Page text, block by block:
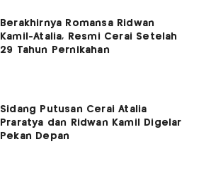
Berakhirnya Romansa Ridwan
Kamil-Atalia, Resmi Cerai Setelah
29 Tahun Pernikahan
Sidang Putusan Cerai Atalia
Praratya dan Ridwan Kamil Digelar
Pekan Depan